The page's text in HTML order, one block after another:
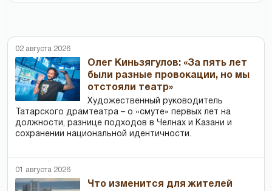
02 августа 2026
Олег Киньзягулов: «За пять лет
были разные провокации, но мы
отстояли театр»
Художественный руководитель
Татарского драмтеатра – о «смуте» первых лет на
должности, разнице подходов в Челнах и Казани и
сохранении национальной идентичности.
01 августа 2026
Что изменится для жителей